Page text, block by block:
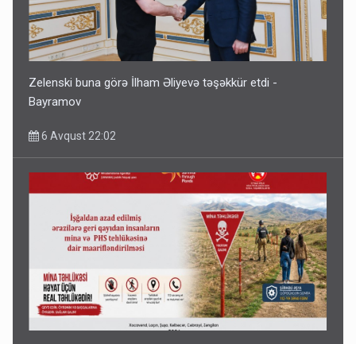
Zelenski buna görə İlham Əliyevə təşəkkür etdi -
Bayramov
6 Avqust 22:02